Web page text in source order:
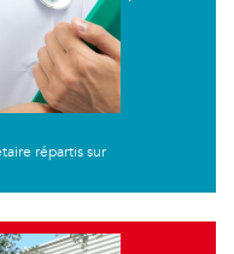
répartis sur